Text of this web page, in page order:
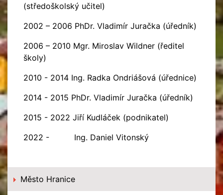
(středoškolský učitel)
2002 – 2006 PhDr. Vladimír Juračka (úředník)
2006 – 2010 Mgr. Miroslav Wildner (ředitel
školy)
2010 - 2014 Ing. Radka Ondriášová (úřednice)
2014 - 2015 PhDr. Vladimír Juračka (úředník)
2015 - 2022 Jiří Kudláček (podnikatel)
2022 - Ing. Daniel Vitonský
Město Hranice